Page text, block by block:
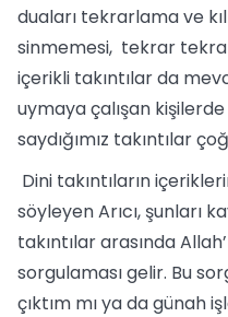
duaları tekrarlama ve
sinmemesi, tekrar
içerikli takıntılar da
uymaya çalışan
saydığımız takıntılar
Dini takıntıların
söyleyen Arıcı, şunları
takıntılar arasında
sorgulaması gelir. Bu
çıktım mı ya da günah